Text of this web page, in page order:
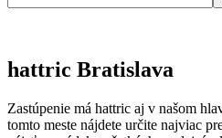
hattric Bratislava
Zastúpenie má hattric aj v našom
tomto meste nájdete určite najviac